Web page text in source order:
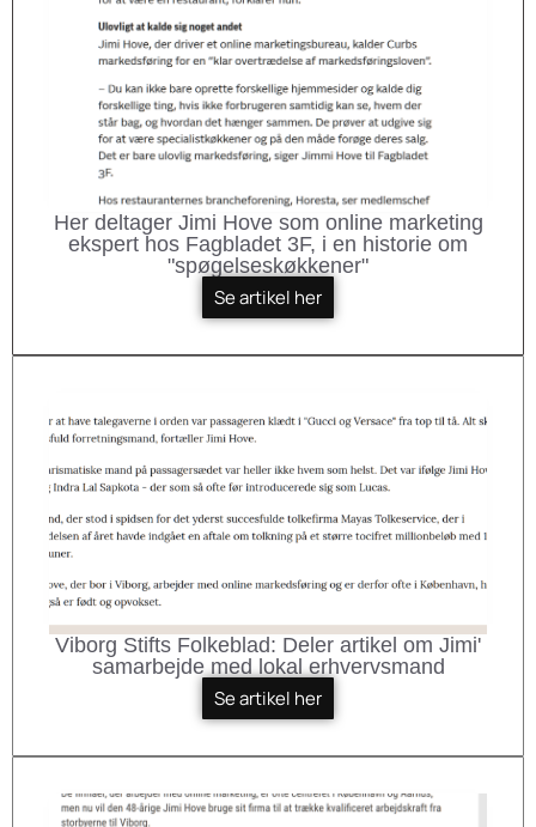
Her deltager Jimi Hove som online marketing
ekspert hos Fagbladet 3F, i en historie om
"spøgelseskøkkener"
Se artikel her
Viborg Stifts Folkeblad: Deler artikel om Jimi'
samarbejde med lokal erhvervsmand
Se artikel her